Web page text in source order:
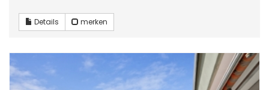
Details merken